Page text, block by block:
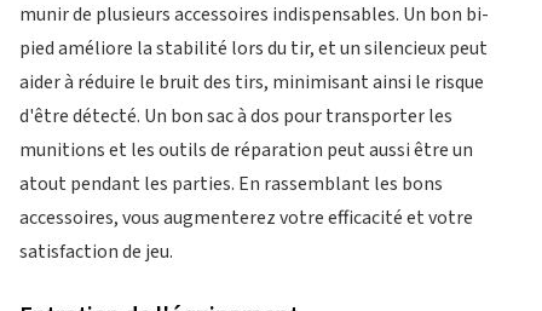
munir de plusieurs accessoires indispensables. Un bon bi-
pied améliore la stabilité lors du tir, et un silencieux peut
aider à réduire le bruit des tirs, minimisant ainsi le risque
d'être détecté. Un bon sac à dos pour transporter les
munitions et les outils de réparation peut aussi être un
atout pendant les parties. En rassemblant les bons
accessoires, vous augmenterez votre efficacité et votre
satisfaction de jeu.